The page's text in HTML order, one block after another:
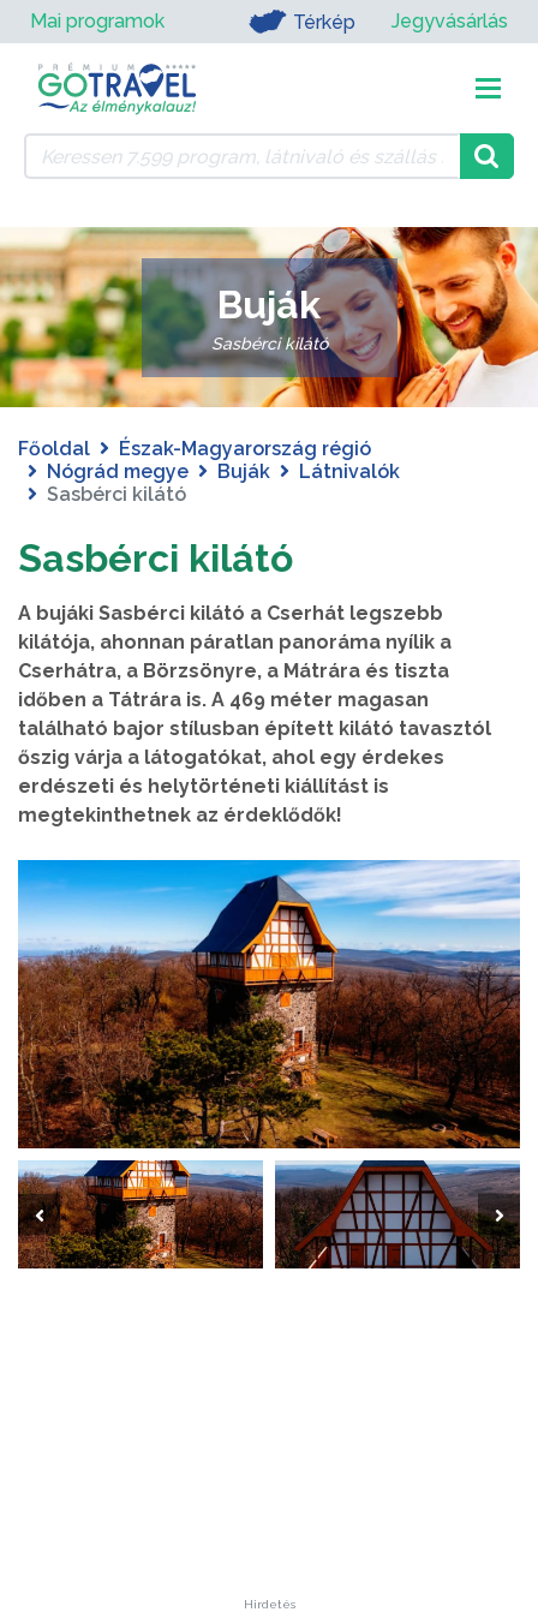
Mai programok Térkép Jegyvásárlás
Buják
Sasbérci kilátó
Főoldal
Észak-Magyarország régió
Nógrád megye
Buják
Látnivalók
Sasbérci kilátó
Sasbérci kilátó
A bujáki Sasbérci kilátó a Cserhát legszebb
kilátója, ahonnan páratlan panoráma nyílik a
Cserhátra, a Börzsönyre, a Mátrára és tiszta
időben a Tátrára is. A 469 méter magasan
található bajor stílusban épített kilátó tavasztól
őszig várja a látogatókat, ahol egy érdekes
erdészeti és helytörténeti kiállítást is
megtekinthetnek az érdeklődők!
Hirdetés